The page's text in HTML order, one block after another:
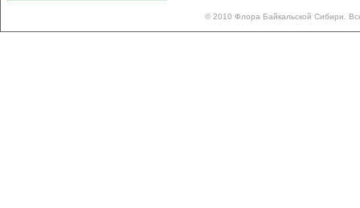
© 2010 Флора Байкальской Сибири.